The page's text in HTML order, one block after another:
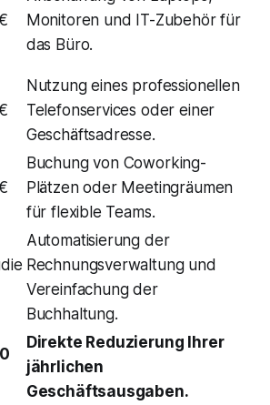
Monitoren und IT-Zubehör für
das Büro.
Nutzung eines professionellen
Telefonservices oder einer
Geschäftsadresse.
Buchung von Coworking-
Plätzen oder Meetingräumen
für flexible Teams.
Automatisierung der
Rechnungsverwaltung und
Vereinfachung der
Buchhaltung.
Direkte Reduzierung Ihrer
jährlichen
Geschäftsausgaben.